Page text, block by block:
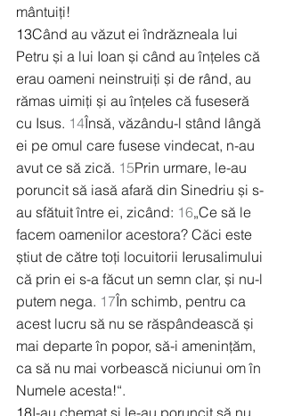
mântuiți!
13Când au văzut ei îndrăzneala lui
Petru și a lui Ioan și când au înțeles că
erau oameni neinstruiți și de rând, au
rămas uimiți și au înțeles că fuseseră
cu Isus. 14Însă, văzându-l stând lângă
ei pe omul care fusese vindecat, n-au
avut ce să zică. 15Prin urmare, le-au
poruncit să iasă afară din Sinedriu și s-
au sfătuit între ei, zicând: 16„Ce să le
facem oamenilor acestora? Căci este
știut de către toți locuitorii Ierusalimului
că prin ei s-a făcut un semn clar, și nu-l
putem nega. 17În schimb, pentru ca
acest lucru să nu se răspândească și
mai departe în popor, să-i amenințăm,
ca să nu mai vorbească niciunui om în
Numele acesta!“.